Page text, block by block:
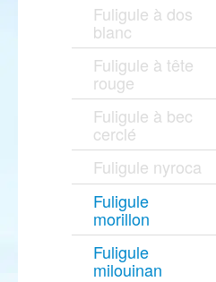
Fuligule à dos
blanc
Fuligule à tête
rouge
Fuligule à bec
cerclé
Fuligule nyroca
Fuligule
morillon
Fuligule
milouinan